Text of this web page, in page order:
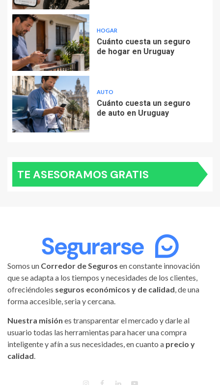
HOGAR
Cuánto cuesta un seguro
de hogar en Uruguay
AUTO
Cuánto cuesta un seguro
de auto en Uruguay
TE ASESORAMOS GRATIS
Somos un Corredor de Seguros en constante innovación
que se adapta a los tiempos y necesidades de los clientes,
ofreciéndoles seguros económicos y de calidad, de una
forma accesible, seria y cercana.
Nuestra misión es transparentar el mercado y darle al
usuario todas las herramientas para hacer una compra
inteligente y afín a sus necesidades, en cuanto a precio y
calidad.